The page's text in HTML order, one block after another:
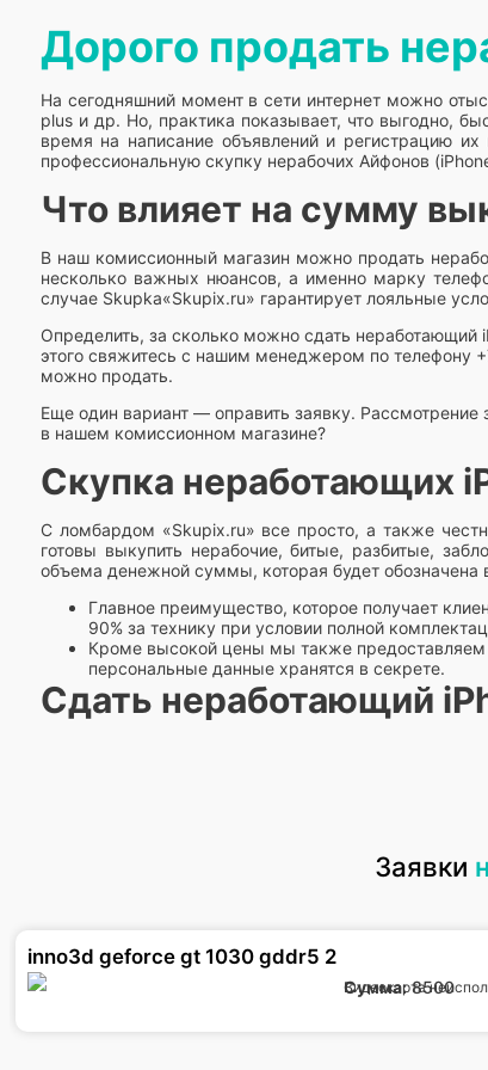
Дорого продать
На сегодняшний момент в сети интернет можно
plus и др. Но, практика показывает, что выгодно,
время на написание объявлений и регистрацию
профессиональную скупку нерабочих Айфонов
Что влияет на сумму
В наш комиссионный магазин можно продать
несколько важных нюансов, а именно марку
случае Skupka«Skupix.ru» гарантирует лояльные
Определить, за сколько можно сдать
этого свяжитесь с нашим менеджером по телефону
можно продать.
Еще один вариант — оправить заявку.
в нашем комиссионном магазине?
Скупка неработающих
С ломбардом «Skupix.ru» все просто, а также
готовы выкупить нерабочие, битые, разбитые,
объема денежной суммы, которая будет
Главное преимущество, которое получает
90% за технику при условии полной
Кроме высокой цены мы также предоставляем
персональные данные хранятся в секрете.
Сдать неработающий
Заявки
inno3d geforce gt 1030 gddr5 2
Видеокарта
Сумма:8500